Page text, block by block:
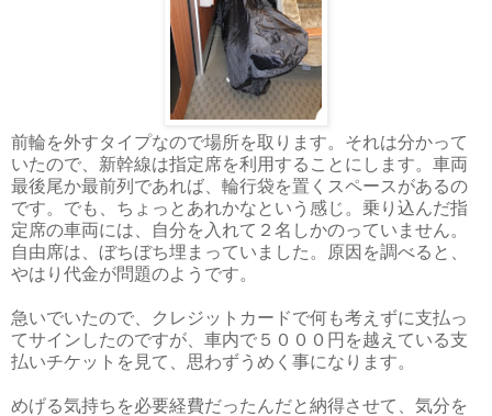
前輪を外すタイプなので場所を取ります。それは分かって
いたので、新幹線は指定席を利用することにします。車両
最後尾か最前列であれば、輪行袋を置くスペースがあるの
です。でも、ちょっとあれかなという感じ。乗り込んだ指
定席の車両には、自分を入れて２名しかのっていません。
自由席は、ぼちぼち埋まっていました。原因を調べると、
やはり代金が問題のようです。
急いでいたので、クレジットカードで何も考えずに支払っ
てサインしたのですが、車内で５０００円を越えている支
払いチケットを見て、思わずうめく事になります。
めげる気持ちを必要経費だったんだと納得させて、気分を